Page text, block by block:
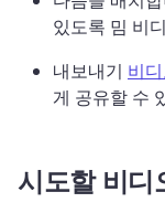
있도록 밈 비
내보내기 비
게 공유할 수
시도할 비디